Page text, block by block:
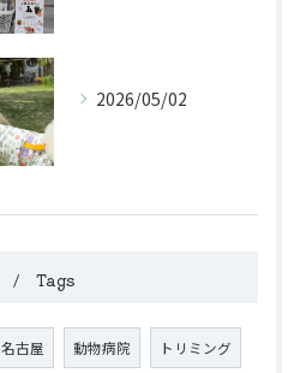
2026/05/02
Tags
名古屋 動物病院 トリミング